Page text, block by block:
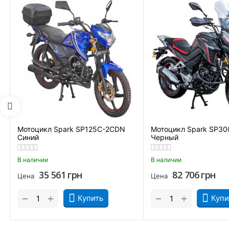
Купить мотоцикл Spark SP125C-2CDN серого цвета стоит
Удобная аналоговая приборная панель.
Мотоцикл Spark SP125C-2CDN
Синий
В наличии
Цена 35 561 грн
Купить
+
−
Мотоцикл Spark
Черный
В наличии
Цена 82 706грн
+
−